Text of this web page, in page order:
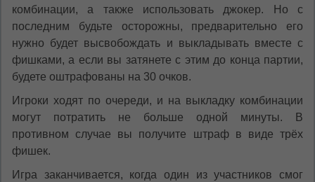
комбинации, а также использовать джокер. Но с
последним будьте осторожны, предварительно его
нужно будет высвобождать и выкладывать вместе с
фишками, а если вы затянете с этим до конца партии,
будете оштрафованы на 30 очков.
Игроки ходят по очереди, и на выкладку комбинации
могут потратить не больше одной минуты. В
противном случае вы получите штраф в виде трёх
фишек.
Игра заканчивается, когда один из участников смог